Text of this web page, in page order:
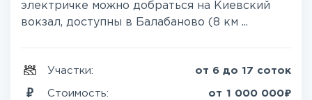
электричке можно добраться на Киевский
вокзал, доступны в Балабаново (8 км ...
Участки: от 6 до 17 соток
Стоимость: от 1 000 000₽